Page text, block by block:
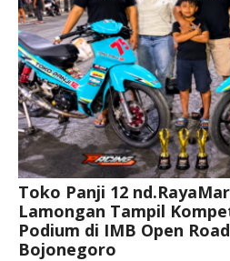
Toko Panji 12
Lamongan Tampil
Podium di IMB Open
Bojonegoro